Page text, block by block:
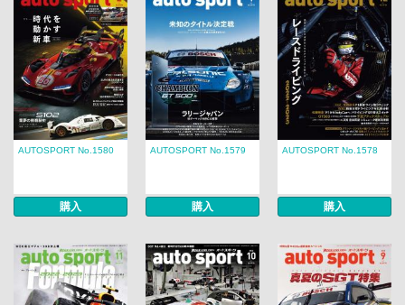
AUTOSPORT No.1580
購入
AUTOSPORT No.1579
購入
AUTOSPORT No.1578
購入